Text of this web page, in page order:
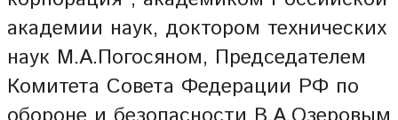
академии наук, доктором технических
наук М.А.Погосяном, Председателем
Комитета Совета Федерации РФ по